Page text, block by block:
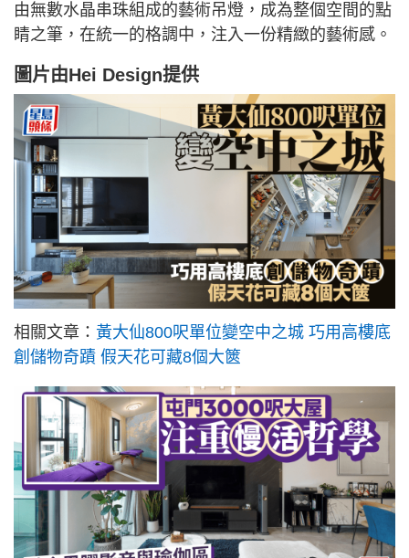
由無數水晶串珠組成的藝術吊燈，成為整個空間的點
睛之筆，在統一的格調中，注入一份精緻的藝術感。
圖片由Hei Design提供
相關文章： 黃大仙800呎單位變空中之城 巧用高樓底
創儲物奇蹟 假天花可藏8個大篋